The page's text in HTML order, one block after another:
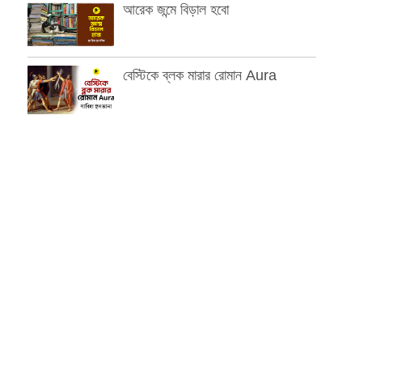
আরেক জন্মে বিড়াল হবো
বেস্টিকে ব্লক মারার রোমান Aura